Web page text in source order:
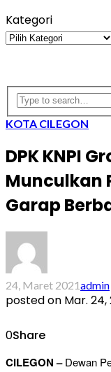
Kategori
Kategori
KOTA CILEGON
DPK KNPI
Munculkan
Garap
24, Maret 2021admin
posted on Mar.
0Share
CILEGON –Dewan